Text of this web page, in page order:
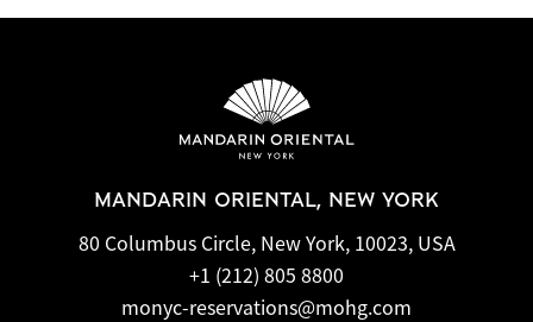
MANDARIN ORIENTAL, NEW YORK
80 Columbus Circle, New York, 10023, USA
+1 (212) 805 8800
monyc-reservations@mohg.com